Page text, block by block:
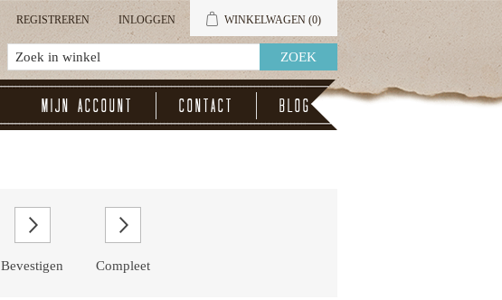
REGISTREREN INLOGGEN WINKELWAGEN (0)
Mijn account Contact Blog
Bevestigen Compleet